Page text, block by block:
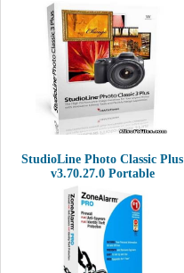
StudioLine Photo Classic Plus
v3.70.27.0 Portable